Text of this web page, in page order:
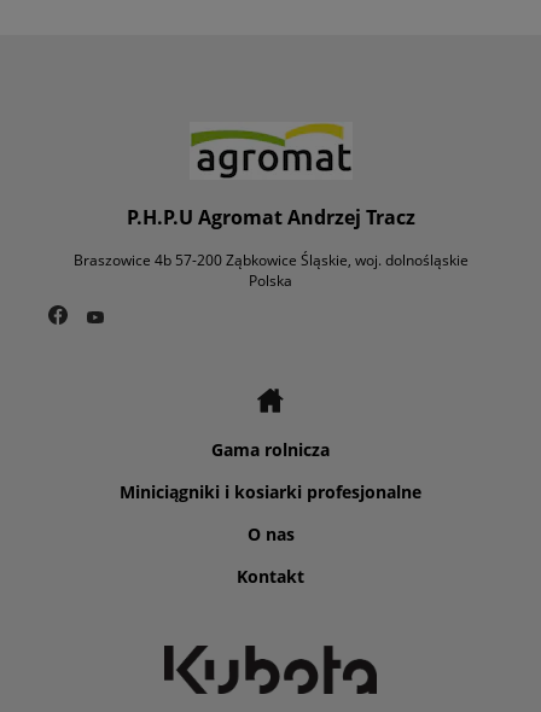
P.H.P.U Agromat Andrzej Tracz
Braszowice 4b 57-200 Ząbkowice Śląskie, woj. dolnośląskie
Polska
Gama rolnicza
Miniciągniki i kosiarki profesjonalne
O nas
Kontakt